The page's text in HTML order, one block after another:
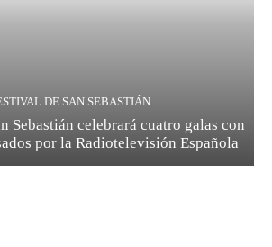
DE SAN SEBASTIÁN
Sebastián celebrará cuatro galas con
por la Radiotelevisión Española